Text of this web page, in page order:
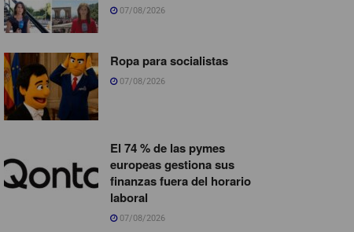
07/08/2026
Ropa para socialistas
07/08/2026
El 74 % de las pymes
europeas gestiona sus
finanzas fuera del horario
laboral
07/08/2026